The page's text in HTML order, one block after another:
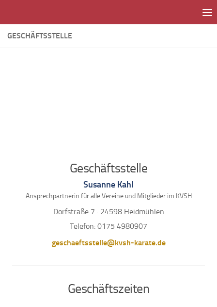
GESCHÄFTSSTELLE
Geschäftsstelle
Susanne Kahl
Ansprechpartnerin für alle Vereine und Mitglieder im KVSH
Dorfstraße 7 · 24598 Heidmühlen
Telefon: 0175 4980907
geschaeftsstelle@kvsh-karate.de
Geschäftszeiten